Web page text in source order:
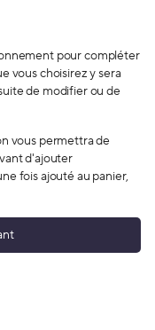
pour compléter
vous choisirez y sera
de modifier ou de
vous permettra de
d'ajouter
fois ajouté au panier,